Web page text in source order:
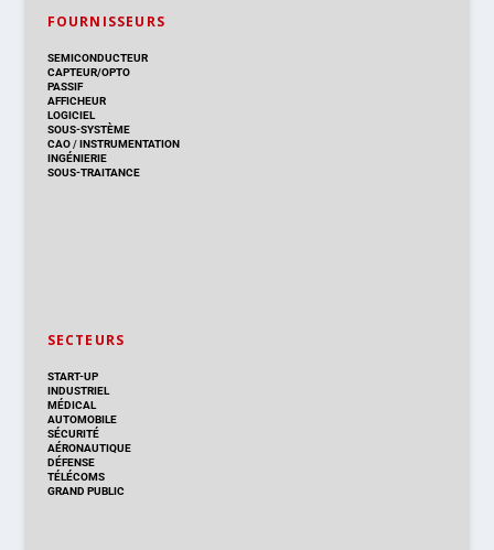
FOURNISSEURS
SEMICONDUCTEUR
CAPTEUR/OPTO
PASSIF
AFFICHEUR
LOGICIEL
SOUS-SYSTÈME
CAO/INSTRUMENTATION
INGÉNIERIE
SOUS-TRAITANCE
SECTEURS
START-UP
INDUSTRIEL
MÉDICAL
AUTOMOBILE
SÉCURITÉ
AÉRONAUTIQUE
DÉFENSE
TÉLÉCOMS
GRAND PUBLIC